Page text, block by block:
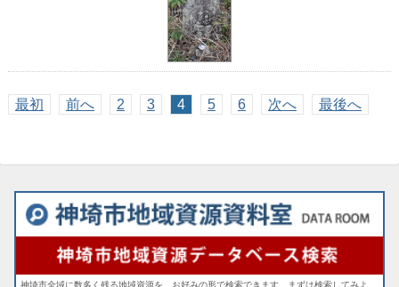
最初 前へ 2 3 4 5 6 次へ 最後へ
神埼市全域に数多く残る地域資源を、お好みの形で検索できます。まずは検索してみよ